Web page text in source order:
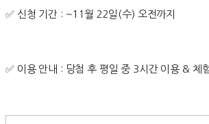
✅ 신청 기간 : ~11월 22일(수) 오전까지
✅ 이용 안내 : 당첨 후 평일 중 3시간 이용 & 체